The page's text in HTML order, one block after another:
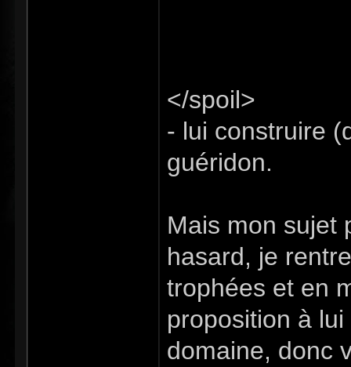
</spoil>
- lui construire
guéridon.
Mais mon sujet
hasard, je
trophées et en
proposition à
domaine, donc